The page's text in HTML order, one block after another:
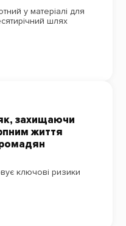
у матеріалі для
шлях
захищаючи
життя
ключові ризики